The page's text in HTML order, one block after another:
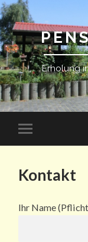
Erholung
Kontakt
Ihr Name